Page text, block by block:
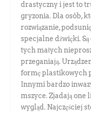
drastyczny i jest to
gryzonia. Dla osób,
rozwiązanie,
specjalne dźwięki.
tych małych
przeganiają.
formę plastikowych
Innymi bardzo
mszyce. Zjadają one
wygląd. Najczęściej